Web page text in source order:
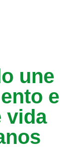
une
e
vida